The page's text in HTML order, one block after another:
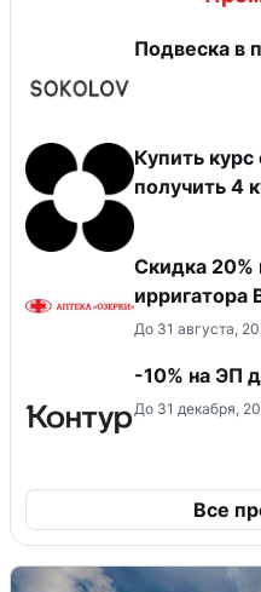
Подвеска в
Купить
получить 4
Скидка 20%
ирригатора
До 31 августа,
-10% на ЭП
До 31 декабря,
Все